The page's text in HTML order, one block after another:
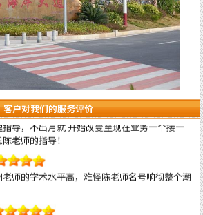
客户对我们的服务评价
实高明，本人是做法务工作的，去年刚出来创业
月是吃空晌的，后来请陈老师调换了办公室并对
老师的指导！
师的学术水平高，难怪陈老师名号响彻整个潮
个月找老师调理一下住宅风水，这个月的运势
也兴旺起来了。给一百个赞